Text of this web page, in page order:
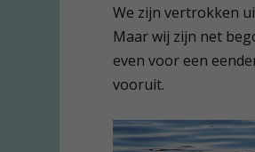
We zijn vertrokken
Maar wij zijn net
even voor een
vooruit.